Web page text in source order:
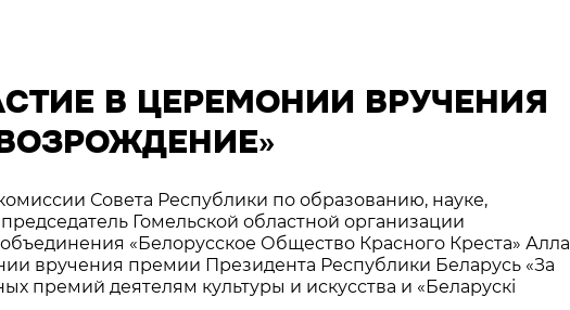
В ЦЕРЕМОНИИ ВРУЧЕНИЯ
Совета Республики по образованию, науке,
Гомельской областной организации
«Белорусское Общество Красного Креста» Алла
вручения премии Президента Республики Беларусь «За
премий деятелям культуры и искусства и «Беларускi